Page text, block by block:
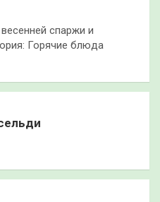
спаржи и
Горячие блюда